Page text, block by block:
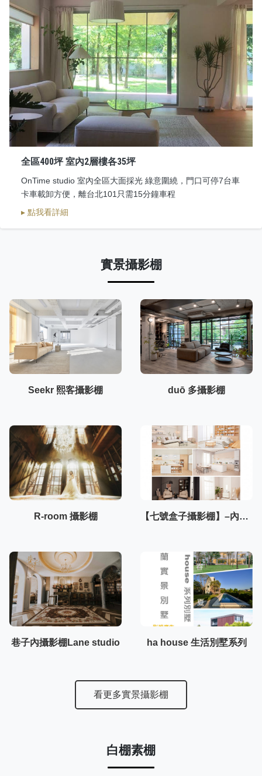
全區400坪 室內2層樓各35坪
OnTime studio 室內全區大面採光 綠意圍繞，門口可停7台車
卡車載卸方便，離台北101只需15分鐘車程
▸ 點我看詳細
實景攝影棚
Seekr 熙客攝影棚 duō 多攝影棚
R-room 攝影棚 【七號盒子攝影棚】–內湖棚3F
巷子內攝影棚Lane studio ha house 生活別墅系列
看更多實景攝影棚
白棚素棚